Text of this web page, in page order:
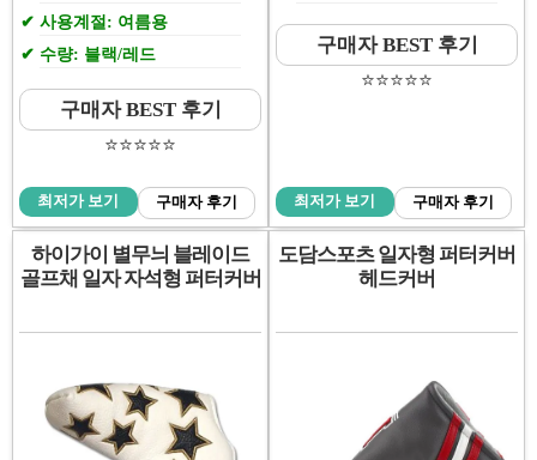
사용계절: 여름용
수량: 블랙/레드
구매자 BEST 후기
⭐️⭐️⭐️⭐️⭐️
최저가 보기 구매자 후기
구매자 BEST 후기
⭐️⭐️⭐️⭐️⭐️
최저가 보기 구매자 후기
하이가이 별무늬 블레이드
골프채 일자 자석형 퍼터커버
도담스포츠 일자형 퍼터커버
헤드커버